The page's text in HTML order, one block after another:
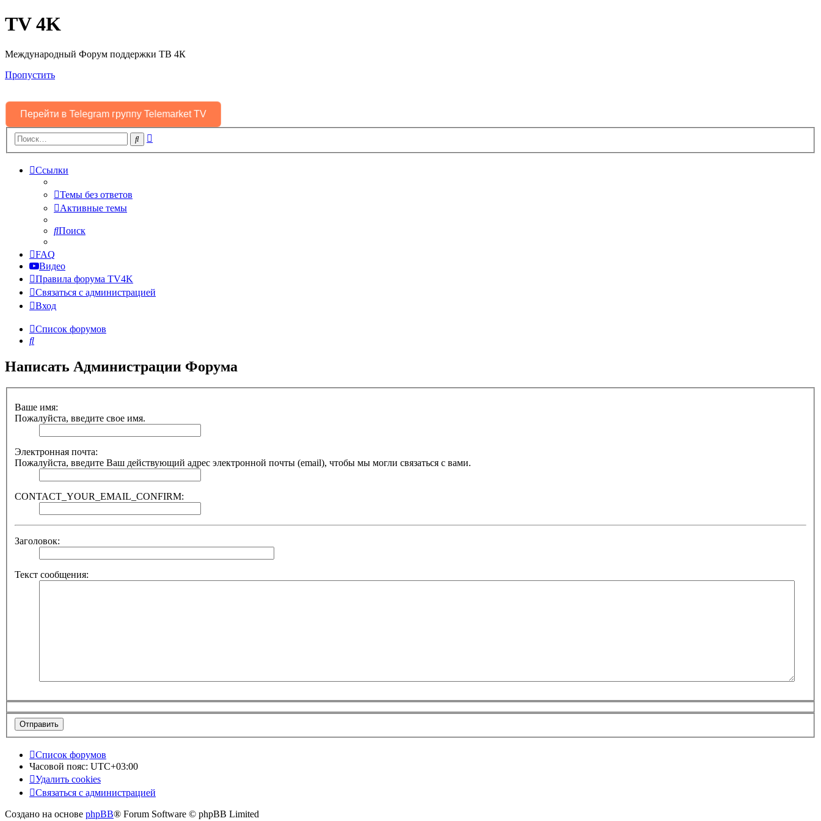
TV 4K
Международный Форум поддержки ТВ 4К
Пропустить
Перейти в Telegram группу Telemarket TV
Поиск
Ссылки
Темы без ответов
Активные темы
Поиск
FAQ
Видео
Правила форума TV4K
Связаться с администрацией
Вход
Список форумов
Поиск
Написать Администрации Форума
Ваше имя:
Пожалуйста, введите свое имя.
Электронная почта:
Пожалуйста, введите Ваш действующий адрес электронной почты (email), чтобы мы могли связаться с вами.
CONTACT_YOUR_EMAIL_CONFIRM:
Заголовок:
Текст сообщения:
Список форумов
Часовой пояс: UTC+03:00
Удалить cookies
Связаться с администрацией
Создано на основе phpBB® Forum Software © phpBB Limited